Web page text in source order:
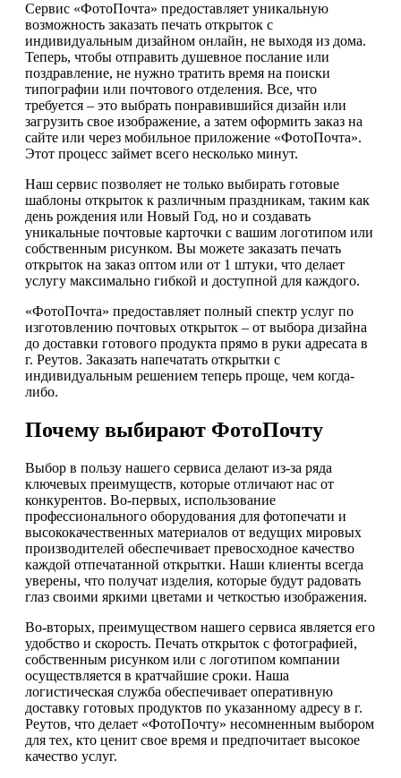
Сервис «ФотоПочта» предоставляет уникальную
возможность заказать печать открыток с
индивидуальным дизайном онлайн, не выходя из дома.
Теперь, чтобы отправить душевное послание или
поздравление, не нужно тратить время на поиски
типографии или почтового отделения. Все, что
требуется – это выбрать понравившийся дизайн или
загрузить свое изображение, а затем оформить заказ на
сайте или через мобильное приложение «ФотоПочта».
Этот процесс займет всего несколько минут.
Наш сервис позволяет не только выбирать готовые
шаблоны открыток к различным праздникам, таким как
день рождения или Новый Год, но и создавать
уникальные почтовые карточки с вашим логотипом или
собственным рисунком. Вы можете заказать печать
открыток на заказ оптом или от 1 штуки, что делает
услугу максимально гибкой и доступной для каждого.
«ФотоПочта» предоставляет полный спектр услуг по
изготовлению почтовых открыток – от выбора дизайна
до доставки готового продукта прямо в руки адресата в
г. Реутов. Заказать напечатать открытки с
индивидуальным решением теперь проще, чем когда-
либо.
Почему выбирают ФотоПочту
Выбор в пользу нашего сервиса делают из-за ряда
ключевых преимуществ, которые отличают нас от
конкурентов. Во-первых, использование
профессионального оборудования для фотопечати и
высококачественных материалов от ведущих мировых
производителей обеспечивает превосходное качество
каждой отпечатанной открытки. Наши клиенты всегда
уверены, что получат изделия, которые будут радовать
глаз своими яркими цветами и четкостью изображения.
Во-вторых, преимуществом нашего сервиса является его
удобство и скорость. Печать открыток с фотографией,
собственным рисунком или с логотипом компании
осуществляется в кратчайшие сроки. Наша
логистическая служба обеспечивает оперативную
доставку готовых продуктов по указанному адресу в г.
Реутов, что делает «ФотоПочту» несомненным выбором
для тех, кто ценит свое время и предпочитает высокое
качество услуг.